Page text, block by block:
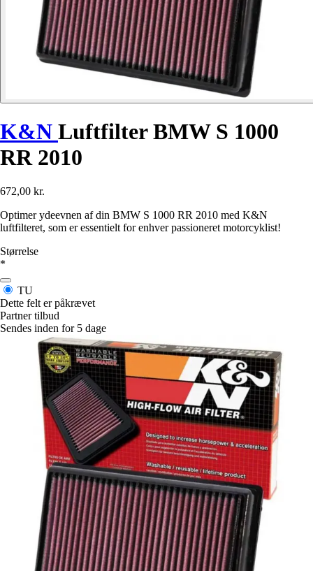
K&N Luftfilter BMW S 1000
RR 2010
672,00 kr.
Optimer ydeevnen af din BMW S 1000 RR 2010 med K&N
luftfilteret, som er essentielt for enhver passioneret motorcyklist!
Størrelse
*
TU
Dette felt er påkrævet
Partner tilbud
Sendes inden for 5 dage